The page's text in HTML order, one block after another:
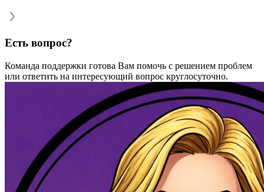
Есть вопрос?
Команда поддержки готова Вам помочь с решением проблем
или ответить на интересующий вопрос круглосуточно.